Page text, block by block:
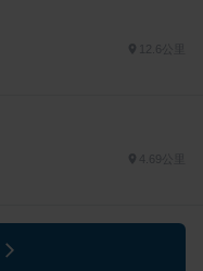
4.69公里